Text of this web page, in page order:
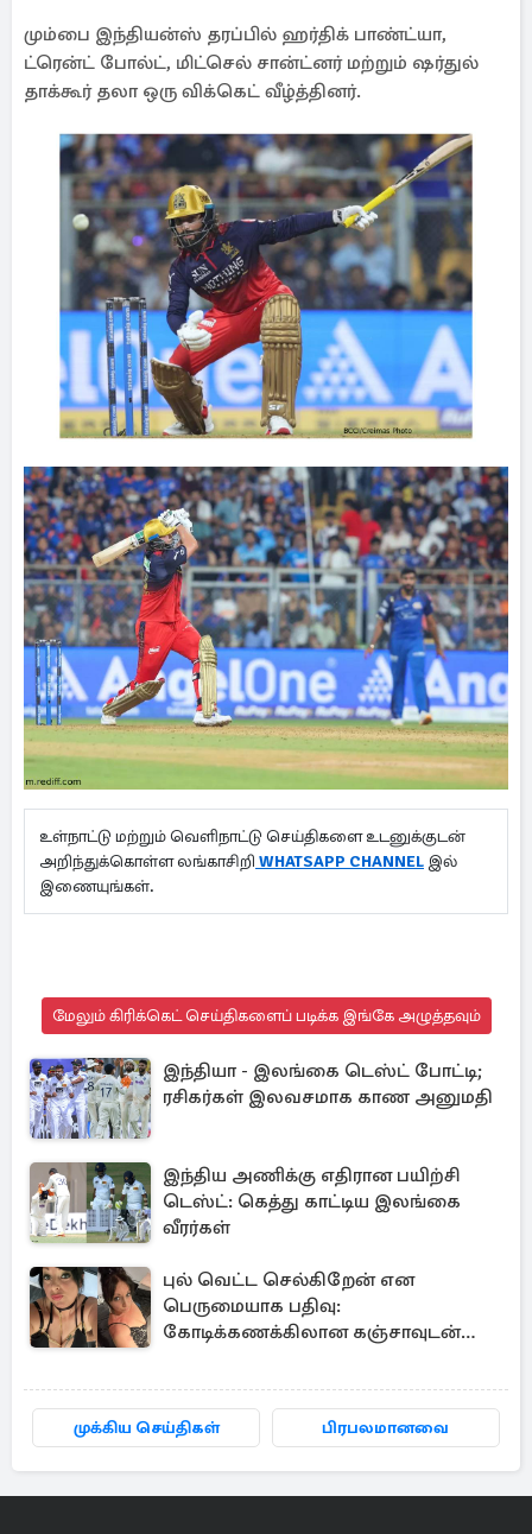
மும்பை இந்தியன்ஸ் தரப்பில் ஹர்திக் பாண்ட்யா,
ட்ரென்ட் போல்ட், மிட்செல் சான்ட்னர் மற்றும் ஷர்துல்
தாக்கூர் தலா ஒரு விக்கெட் வீழ்த்தினர்.
உள்நாட்டு மற்றும் வெளிநாட்டு செய்திகளை உடனுக்குடன்
அறிந்துக்கொள்ள லங்காசிறி WHATSAPP CHANNEL இல்
இணையுங்கள்.
மேலும் கிரிக்கெட் செய்திகளைப் படிக்க இங்கே அழுத்தவும்
இந்தியா - இலங்கை டெஸ்ட் போட்டி;
ரசிகர்கள் இலவசமாக காண அனுமதி
இந்திய அணிக்கு எதிரான பயிற்சி
டெஸ்ட்: கெத்து காட்டிய இலங்கை
வீரர்கள்
புல் வெட்ட செல்கிறேன் என
பெருமையாக பதிவு:
கோடிக்கணக்கிலான கஞ்சாவுடன்
முக்கிய செய்திகள் பிரபலமானவை